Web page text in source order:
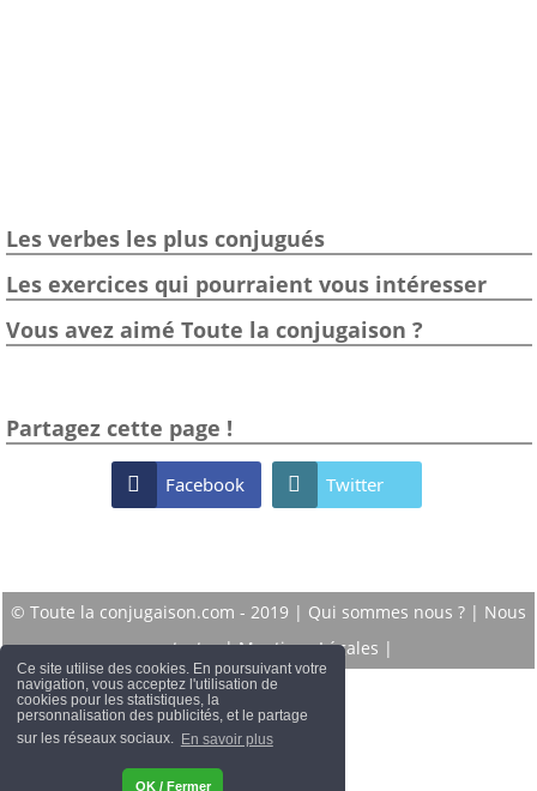
Ce site utilise des cookies. En poursuivant votre
navigation, vous acceptez l'utilisation de
cookies pour les statistiques, la
personnalisation des publicités, et le partage
sur les réseaux sociaux. En savoir plus
OK / Fermer
Les verbes les plus conjugués
Les exercices qui pourraient vous intéresser
Vous avez aimé Toute la conjugaison ?
Partagez cette page !
 Facebook  Twitter
© Toute la conjugaison.com - 2019 | Qui sommes nous ? | Nous
contacter|Mentions Légales |